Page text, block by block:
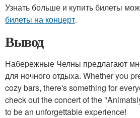
Узнать больше и купить билеты
билеты на концерт.
Вывод
Набережные Челны предлагают
для ночного отдыха. Whether you
cozy bars, there's something for
check out the concert of the
to be an unforgettable experience!